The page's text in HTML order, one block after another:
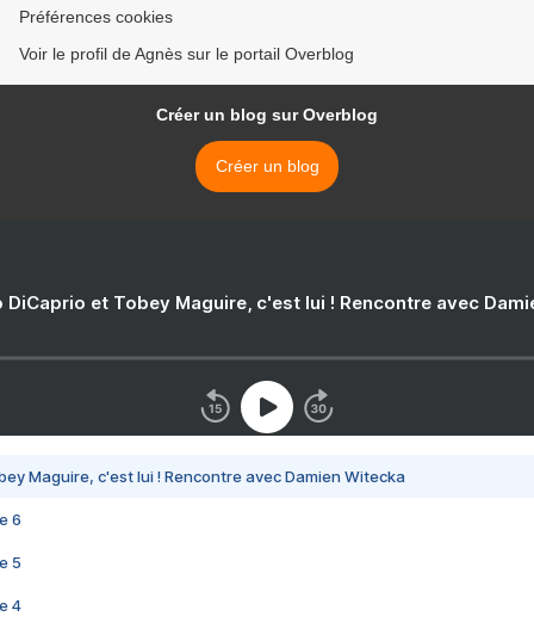
Préférences cookies
Voir le profil de Agnès sur le portail Overblog
Créer un blog sur Overblog
Créer un blog
DiCaprio et Tobey Maguire, c'est lui ! Rencontre avec
Maguire, c'est lui ! Rencontre avec Damien Witecka
6
5
4